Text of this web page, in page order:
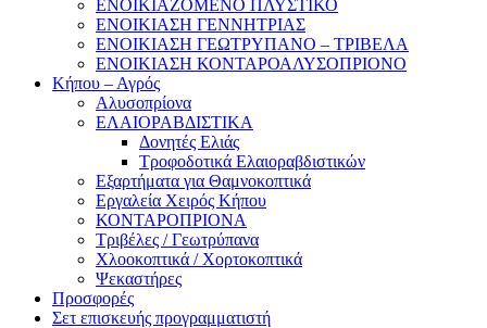
ΕΝΟΙΚΙΑΖΟΜΕΝΟ ΠΛΥΣΤΙΚΟ
ΕΝΟΙΚΙΑΣΗ ΓΕΝΝΗΤΡΙΑΣ
ΕΝΟΙΚΙΑΣΗ ΓΕΩΤΡΥΠΑΝΟ – ΤΡΙΒΕΛΑ
ΕΝΟΙΚΙΑΣΗ ΚΟΝΤΑΡΟΑΛΥΣΟΠΡΙΟΝΟ
Κήπου – Αγρός
Αλυσοπρίονα
ΕΛΑΙΟΡΑΒΔΙΣΤΙΚΑ
Δονητές Ελιάς
Τροφοδοτικά Ελαιοραβδιστικών
Εξαρτήματα για Θαμνοκοπτικά
Εργαλεία Χειρός Κήπου
ΚΟΝΤΑΡΟΠΡΙΟΝΑ
Τριβέλες / Γεωτρύπανα
Χλοοκοπτικά / Χορτοκοπτικά
Ψεκαστήρες
Προσφορές
Σετ επισκευής προγραμματιστή